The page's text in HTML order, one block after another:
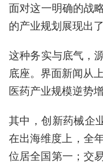
面对这一明确的战
的产业规划展现出
这种务实与底气，
底座。界面新闻从
医药产业规模逆势
其中，创新药械企
在出海维度上，全
位居全国第一；交